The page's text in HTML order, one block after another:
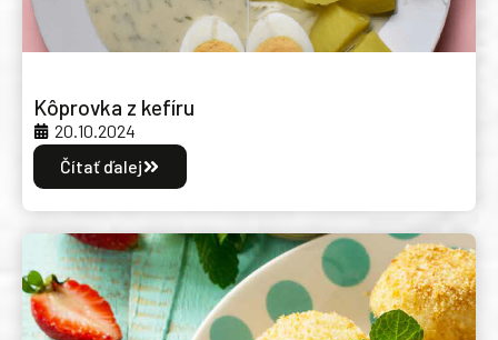
Kôprovka z kefíru
20.10.2024
Čítať ďalej